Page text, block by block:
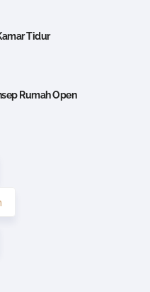
Tidur
Rumah Open